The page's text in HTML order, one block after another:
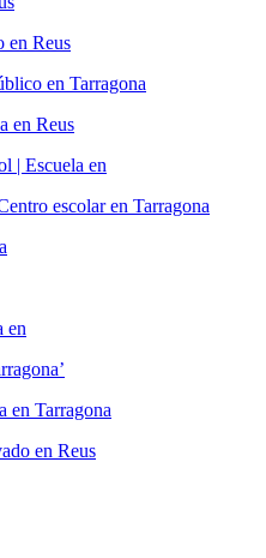
en Reus
en Tarragona
en Reus
| Escuela en
escolar en Tarragona
en
en Tarragona
en Reus